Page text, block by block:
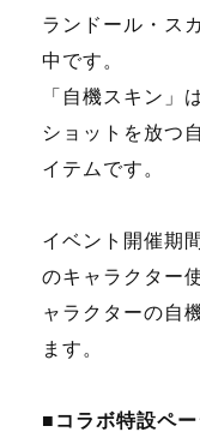
ランドール・ス
中です。
「自機スキン」
ショットを放つ
イテムです。
イベント開催期
のキャラクター
ャラクターの自
ます。
■コラボ特設ペー